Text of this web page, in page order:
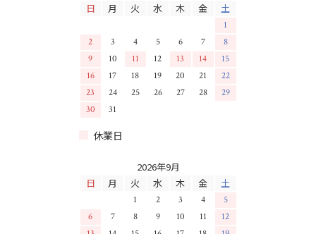
日
月 火 水 木 金 土
1
2
3 4 5 6 7
8
9
10 11 12 13 14
15
16
17 18 19 20 21
22
23
24 25 26 27 28
29
30
31
休業日
2026年9月
日
月 火 水 木 金 土
1 2 3 4
5
6
7 8 9 10 11
12